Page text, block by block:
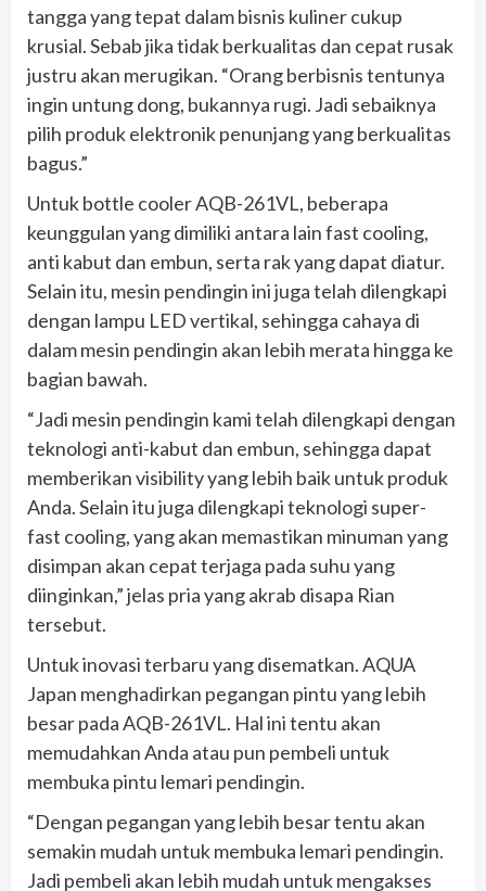
tangga yang tepat dalam bisnis kuliner cukup
krusial. Sebab jika tidak berkualitas dan cepat rusak
justru akan merugikan. “Orang berbisnis tentunya
ingin untung dong, bukannya rugi. Jadi sebaiknya
pilih produk elektronik penunjang yang berkualitas
bagus.”
Untuk bottle cooler AQB-261VL, beberapa
keunggulan yang dimiliki antara lain fast cooling,
anti kabut dan embun, serta rak yang dapat diatur.
Selain itu, mesin pendingin ini juga telah dilengkapi
dengan lampu LED vertikal, sehingga cahaya di
dalam mesin pendingin akan lebih merata hingga ke
bagian bawah.
“Jadi mesin pendingin kami telah dilengkapi dengan
teknologi anti-kabut dan embun, sehingga dapat
memberikan visibility yang lebih baik untuk produk
Anda. Selain itu juga dilengkapi teknologi super-
fast cooling, yang akan memastikan minuman yang
disimpan akan cepat terjaga pada suhu yang
diinginkan,” jelas pria yang akrab disapa Rian
tersebut.
Untuk inovasi terbaru yang disematkan. AQUA
Japan menghadirkan pegangan pintu yang lebih
besar pada AQB-261VL. Hal ini tentu akan
memudahkan Anda atau pun pembeli untuk
membuka pintu lemari pendingin.
“Dengan pegangan yang lebih besar tentu akan
semakin mudah untuk membuka lemari pendingin.
Jadi pembeli akan lebih mudah untuk mengakses